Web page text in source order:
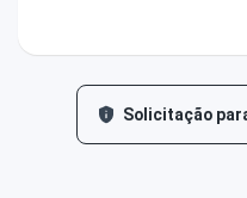
Solicitação